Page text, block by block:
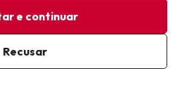
mas com pouca variedade.
Tradução automática
subscrito
está a dar o seu consentimento
marketing da Jump2spain.com
e continuar
Recusar